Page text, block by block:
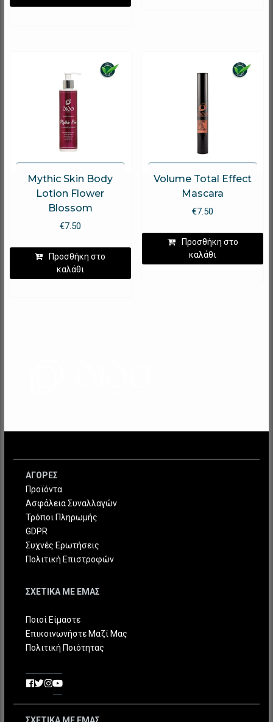
Mythic Skin Body
Lotion Flower
Blossom
€7.50
Προσθήκη στο
καλάθι
Volume Total Effect
Mascara
€7.50
Προσθήκη στο
καλάθι
ΑΓΟΡΕΣ
Προϊόντα
Ασφάλεια Συναλλαγών
Τρόποι Πληρωμής
GDPR
Συχνές Ερωτήσεις
Πολιτική Επιστροφών
ΣΧΕΤΙΚΑ ΜΕ ΕΜΑΣ
Ποιοί Είμαστε
Επικοινωνήστε Μαζί Μας
Πολιτική Ποιότητας